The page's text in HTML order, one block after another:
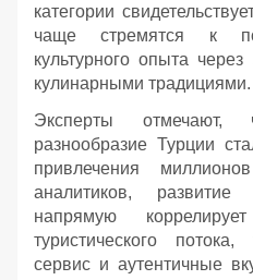
категории
чаще стремятся к
культурного опыта
кулинарными традициями.
Эксперты отмечают,
разнообразие Турции
привлечения
аналитиков, развитие
напрямую
туристического
сервис и аутентичные